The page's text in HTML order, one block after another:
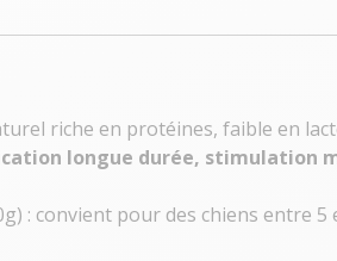
riche en protéines, faible en
longue durée, stimulation
: convient pour des chiens entre 5